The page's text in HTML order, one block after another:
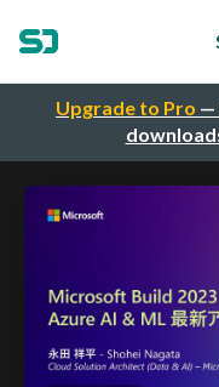
Upgrade to Pro —